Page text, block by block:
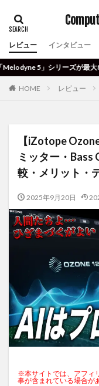
レビュー インタビュー
80%OFF！
HOME レビュー
【iZotope
ミッター・
較・メリット・
2025年9月20日
※本サイトでは、アフィ
事が含まれている場合が